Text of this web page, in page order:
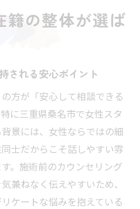
籍の整体が選ば
される安心ポイント
方が「安心して相談できる
に三重県桑名市で女性スタ
景には、女性ならではの細
士だからこそ話しやすい雰
。施術前のカウンセリング
兼ねなく伝えやすいため、
ケートな悩みを抱えている